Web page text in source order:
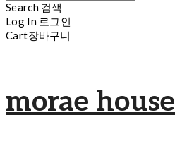
Search 검색
Log In 로그인
Cart장바구니
morae house